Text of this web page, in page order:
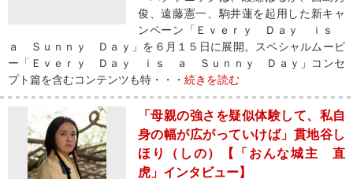
俊、遠藤憲一、駒井蓮を起用した新キャ
ンペーン「Ｅｖｅｒｙ Ｄａｙ ｉｓ
ａ Ｓｕｎｎｙ Ｄａｙ」を６月１５日に展開。スペシャルムービ
ー「Ｅｖｅｒｙ Ｄａｙ ｉｓ ａ Ｓｕｎｎｙ Ｄａｙ」コンセ
プト篇を含むコンテンツも特・・・ 続きを読む
「母親の強さを疑似体験して、私自
身の幅が広がっていけば」貫地谷し
ほり（しの）【「おんな城主 直
虎」インタビュー】